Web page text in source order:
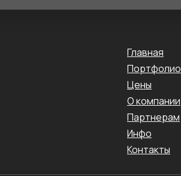
Главная
Портфолио
Цены
О компании
Партнерам
Инфо
Контакты